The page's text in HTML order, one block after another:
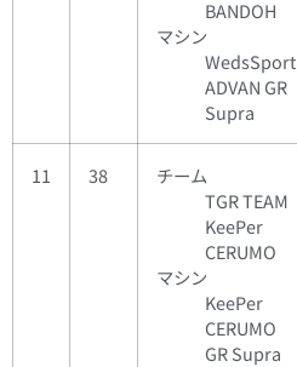
BANDOH
マシン
WedsSport
ADVAN GR
Supra
11 38
チーム
TGR TEAM
KeePer
CERUMO
マシン
KeePer
CERUMO
GR Supra